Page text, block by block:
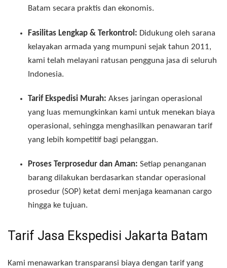
Batam secara praktis dan ekonomis.
Fasilitas Lengkap & Terkontrol: Didukung oleh sarana
kelayakan armada yang mumpuni sejak tahun 2011,
kami telah melayani ratusan pengguna jasa di seluruh
Indonesia.
Tarif Ekspedisi Murah: Akses jaringan operasional
yang luas memungkinkan kami untuk menekan biaya
operasional, sehingga menghasilkan penawaran tarif
yang lebih kompetitif bagi pelanggan.
Proses Terprosedur dan Aman: Setiap penanganan
barang dilakukan berdasarkan standar operasional
prosedur (SOP) ketat demi menjaga keamanan cargo
hingga ke tujuan.
Tarif Jasa Ekspedisi Jakarta Batam
Kami menawarkan transparansi biaya dengan tarif yang